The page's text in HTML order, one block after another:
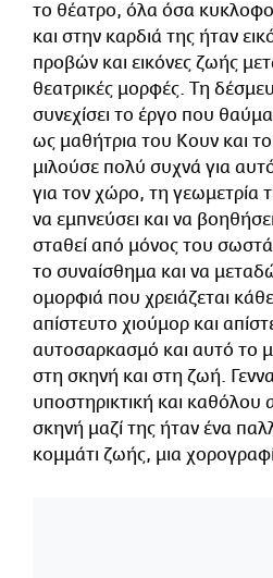
το θέατρο, όλα όσα
και στην καρδιά της ήταν
προβών και εικόνες ζωής
θεατρικές μορφές. Τη
συνεχίσει το έργο που
ως μαθήτρια του Κουν και
μιλούσε πολύ συχνά για
για τον χώρο, τη γεωμετρία
να εμπνεύσει και να
σταθεί από μόνος του
το συναίσθημα και να
ομορφιά που χρειάζεται
απίστευτο χιούμορ και
αυτοσαρκασμό και αυτό το
στη σκηνή και στη ζωή.
υποστηρικτική και καθόλου
σκηνή μαζί της ήταν ένα
κομμάτι ζωής, μια